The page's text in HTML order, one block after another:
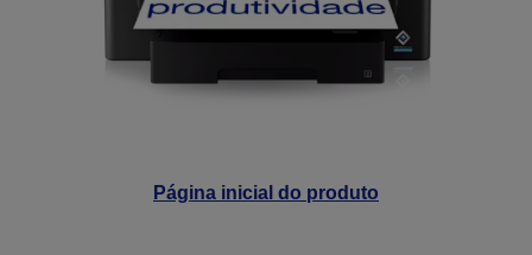
Página inicial do produto